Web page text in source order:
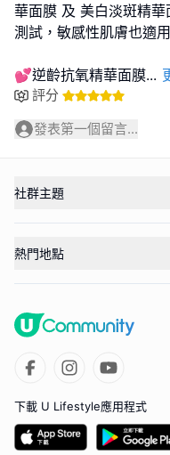
華面膜 及 美白淡斑精
測試，敏感性肌膚也適用
💕逆齡抗氧精華面膜...
評分
發表第一個留言...
社群主題
熱門地點
下載 U Lifestyle應用程式